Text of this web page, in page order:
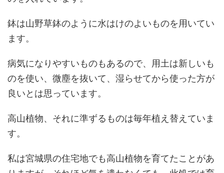
鉢は山野草鉢のように水はけのよいものを用いてい
ます。
病気になりやすいものもあるので、用土は新しいも
のを使い、微塵を抜いて、湿らせてから使った方が
良いとは思っています。
高山植物、それに準ずるものは毎年植え替えていま
す。
私は宮城県の住宅地でも高山植物を育てたことがあ